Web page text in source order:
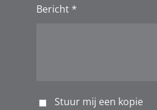
Bericht *
Stuur mij een kopie